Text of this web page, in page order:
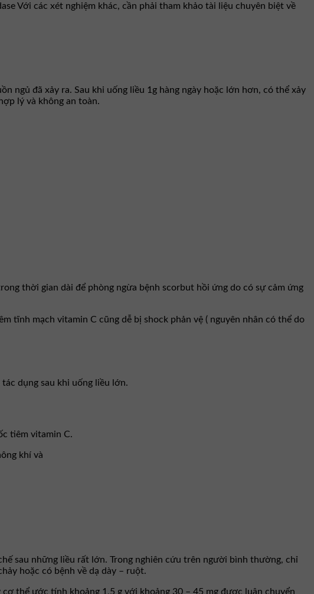
Với các xét nghiệm khác, cần phải tham khảo tài liệu chuyên biệt về
ngủ đã xảy ra. Sau khi uống liều 1g hàng ngày hoặc lớn hơn, có thể xảy
lý và không an toàn.
thời gian dài để phòng ngừa bệnh scorbut hồi ứng do có sự cảm ứng
tĩnh mạch vitamin C cũng dễ bị shock phản vệ ( nguyên nhân có thể do
dụng sau khi uống liều lớn.
tiêm vitamin C.
khí và
sau những liều rất lớn. Trong nghiên cứu trên người bình thường, chỉ
hoặc có bệnh về dạ dày – ruột.
thể ước tính khoảng 1,5 g với khoảng 30 – 45 mg được luân chuyển